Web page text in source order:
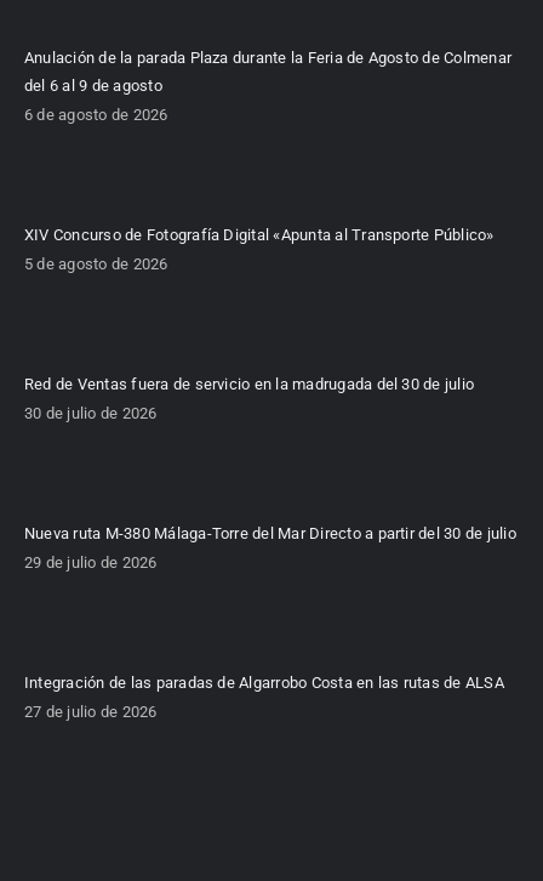
Anulación de la parada Plaza durante la Feria de Agosto de Colmenar
del 6 al 9 de agosto
6 de agosto de 2026
XIV Concurso de Fotografía Digital «Apunta al Transporte Público»
5 de agosto de 2026
Red de Ventas fuera de servicio en la madrugada del 30 de julio
30 de julio de 2026
Nueva ruta M-380 Málaga-Torre del Mar Directo a partir del 30 de julio
29 de julio de 2026
Integración de las paradas de Algarrobo Costa en las rutas de ALSA
27 de julio de 2026